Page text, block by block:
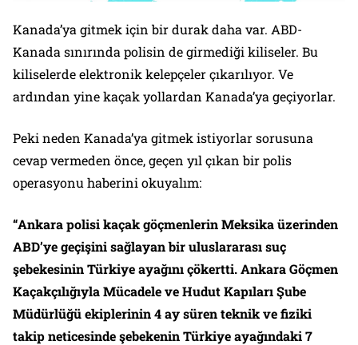
Kanada’ya gitmek için bir durak daha var. ABD-
Kanada sınırında polisin de girmediği kiliseler. Bu
kiliselerde elektronik kelepçeler çıkarılıyor. Ve
ardından yine kaçak yollardan Kanada’ya geçiyorlar.
Peki neden Kanada’ya gitmek istiyorlar sorusuna
cevap vermeden önce, geçen yıl çıkan bir polis
operasyonu haberini okuyalım:
“Ankara polisi kaçak göçmenlerin Meksika üzerinden
ABD’ye geçişini sağlayan bir uluslararası suç
şebekesinin Türkiye ayağını çökertti. Ankara Göçmen
Kaçakçılığıyla Mücadele ve Hudut Kapıları Şube
Müdürlüğü ekiplerinin 4 ay süren teknik ve fiziki
takip neticesinde şebekenin Türkiye ayağındaki 7